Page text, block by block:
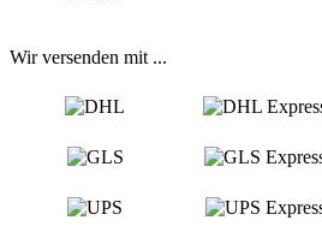
Wir versenden mit ...